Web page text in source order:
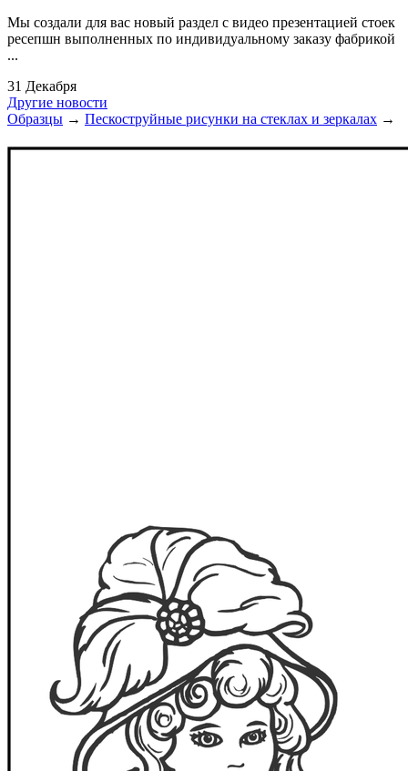
Мы создали для вас новый раздел с видео презентацией стоек
ресепшн выполненных по индивидуальному заказу фабрикой
...
31 Декабря
Другие новости
Образцы → Пескоструйные рисунки на стеклах и зеркалах →